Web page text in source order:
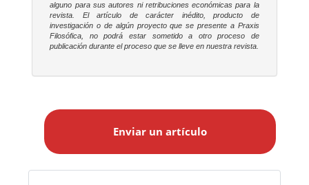
alguno para sus autores ni retribuciones económicas para la
revista. El artículo de carácter inédito, producto de
investigación o de algún proyecto que se presente a Praxis
Filosófica , no podrá estar sometido a otro proceso de
publicación durante el proceso que se lleve en nuestra revista.
a
Enviar un artículo